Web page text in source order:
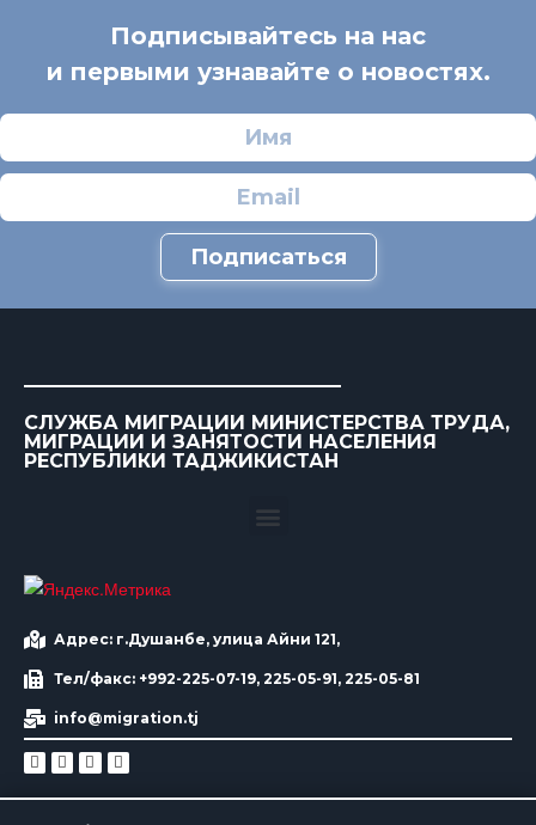
Подписывайтесь на нас
и первыми узнавайте о новостях.
Подписаться
СЛУЖБА МИГРАЦИИ МИНИСТЕРСТВА ТРУДА,
МИГРАЦИИ И ЗАНЯТОСТИ НАСЕЛЕНИЯ
РЕСПУБЛИКИ ТАДЖИКИСТАН
Адрес: г.Душанбе, улица Айни 121,
Тел/факс: +992-225-07-19, 225-05-91, 225-05-81
info@migration.tj